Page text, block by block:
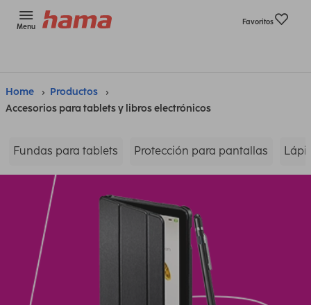
Menu
Favoritos
Home
Productos
Accesorios para tablets y libros electrónicos
Fundas para tablets Protección para pantallas